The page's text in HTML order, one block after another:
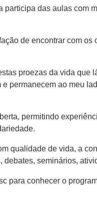
das aulas com
de encontrar com os
proezas da vida que
permanecem ao meu
permitindo
qualidade de vida, a
seminários,
para conhecer o